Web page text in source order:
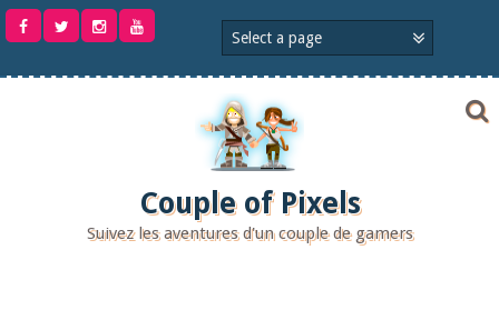
Aller
Couple of Pixels
Suivez les aventures d'un couple de gamers